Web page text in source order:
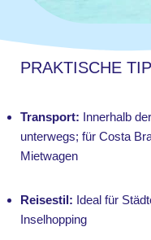
PRAKTISCHE
Transport: Innerhalb
unterwegs; für Costa
Mietwagen
Reisestil: Ideal für
Inselhopping